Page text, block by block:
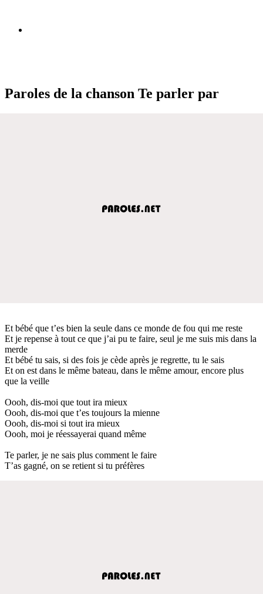
Paroles de la chanson Te parler par
Et bébé que t’es bien la seule dans ce monde de fou qui me reste
Et je repense à tout ce que j’ai pu te faire, seul je me suis mis dans la
merde
Et bébé tu sais, si des fois je cède après je regrette, tu le sais
Et on est dans le même bateau, dans le même amour, encore plus
que la veille
Oooh, dis-moi que tout ira mieux
Oooh, dis-moi que t’es toujours la mienne
Oooh, dis-moi si tout ira mieux
Oooh, moi je réessayerai quand même
Te parler, je ne sais plus comment le faire
T’as gagné, on se retient si tu préfères